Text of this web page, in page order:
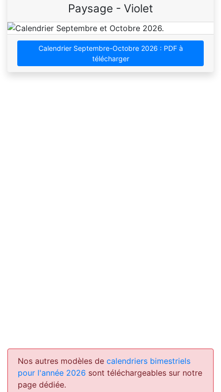
Paysage - Violet
Calendrier Septembre-Octobre 2026 : PDF à
télécharger
Nos autres modèles de calendriers bimestriels
pour l'année 2026 sont téléchargeables sur notre
page dédiée.